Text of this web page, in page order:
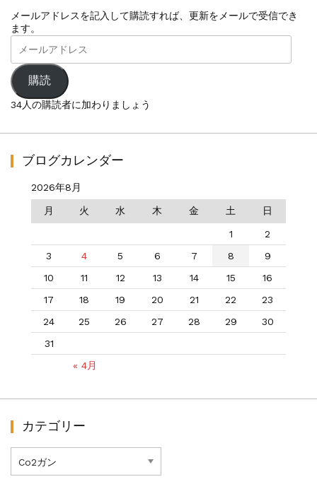
メールアドレスを記入して購読すれば、更新をメールで受信でき
ます。
メ
ー
ル
ア
ド
レ
購読
34人の購読者に加わりましょう
ブログカレンダー
2026年8月
月 火 水 木 金 土 日
« 4月
1
2
3
4 5 6 7 8
9
10
11 12 13 14 15
16
17
18 19 20 21 22
23
24
25 26 27 28 29
30
31
カテゴリー
カ
テ
ゴ